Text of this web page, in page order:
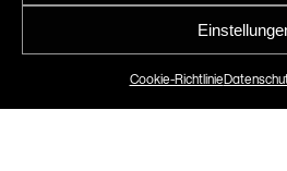
Cookie-Richtlinie
People &